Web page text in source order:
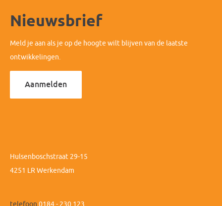
Nieuwsbrief
Meld je aan als je op de hoogte wilt blijven van de laatste
ontwikkelingen.
Aanmelden
Hulsenboschstraat 29-15
4251 LR Werkendam
telefoon 0184 - 230 123